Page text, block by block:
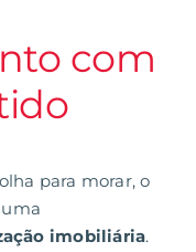
com
para morar, o
imobiliária.